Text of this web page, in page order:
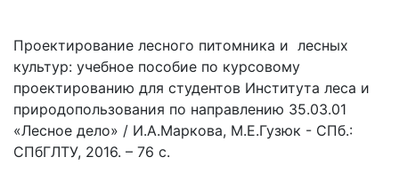
Проектирование лесного питомника и лесных
культур: учебное пособие по курсовому
проектированию для студентов Института леса и
природопользования по направлению 35.03.01
«Лесное дело» / И.А.Маркова, М.Е.Гузюк - СПб.:
СПбГЛТУ, 2016. – 76 с.